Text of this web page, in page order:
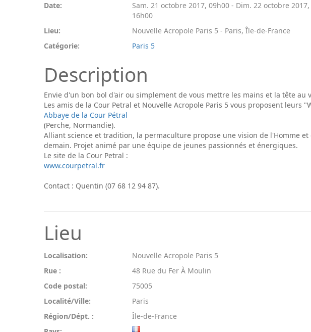
Date: Sam. 21 octobre 2017, 09h00 - Dim. 22 octobre 2017,
16h00
Lieu:
Nouvelle Acropole Paris 5 - Paris, Île-de-France
Catégorie:
Paris 5
Description
Envie d'un bon bol d'air ou simplement de vous mettre les mains et la tête au
Les amis de la Cour Petral et Nouvelle Acropole Paris 5 vous proposent leurs
Abbaye de la Cour Pétral
(Perche, Normandie).
Alliant science et tradition, la permaculture propose une vision de l'Homme
demain. Projet animé par une équipe de jeunes passionnés et énergiques.
Le site de la Cour Petral :
www.courpetral.fr
Contact : Quentin (07 68 12 94 87).
Lieu
Localisation:
Nouvelle Acropole Paris 5
Rue :
48 Rue du Fer À Moulin
Code postal:
75005
Localité/Ville:
Paris
Région/Dépt. :
Île-de-France